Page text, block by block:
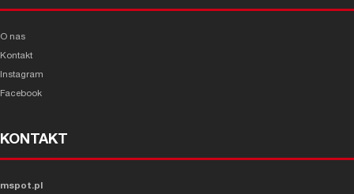
O nas
Kontakt
Instagram
Facebook
KONTAKT
mspot.pl